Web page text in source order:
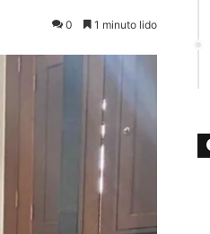
0 1 minuto lido